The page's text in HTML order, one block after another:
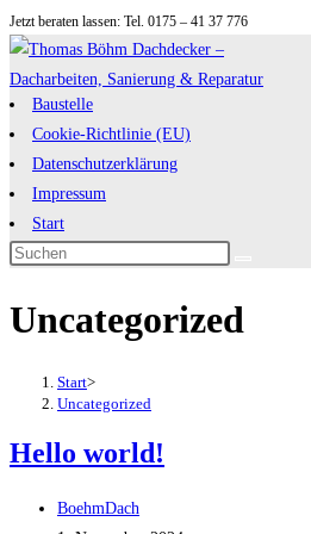
Zum
Inhalt
springen
Jetzt beraten lassen: Tel. 0175 – 41 37 776
Baustelle
Cookie-Richtlinie (EU)
Datenschutzerklärung
Impressum
Start
Diese
durchsuchen
Uncategorized
Start>
Uncategorized
Hello world!
Beitrags-
BoehmDach